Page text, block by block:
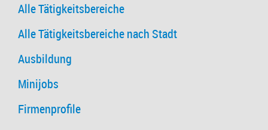
Alle Tätigkeitsbereiche
Alle Tätigkeitsbereiche nach Stadt
Ausbildung
Minijobs
Firmenprofile